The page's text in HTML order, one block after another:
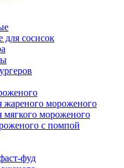
для сосисок
жареного мороженого
мягкого мороженого
с помпой
фуд